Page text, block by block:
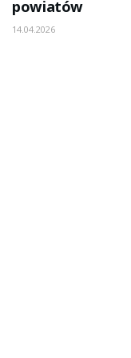
powiatów
14.04.2026